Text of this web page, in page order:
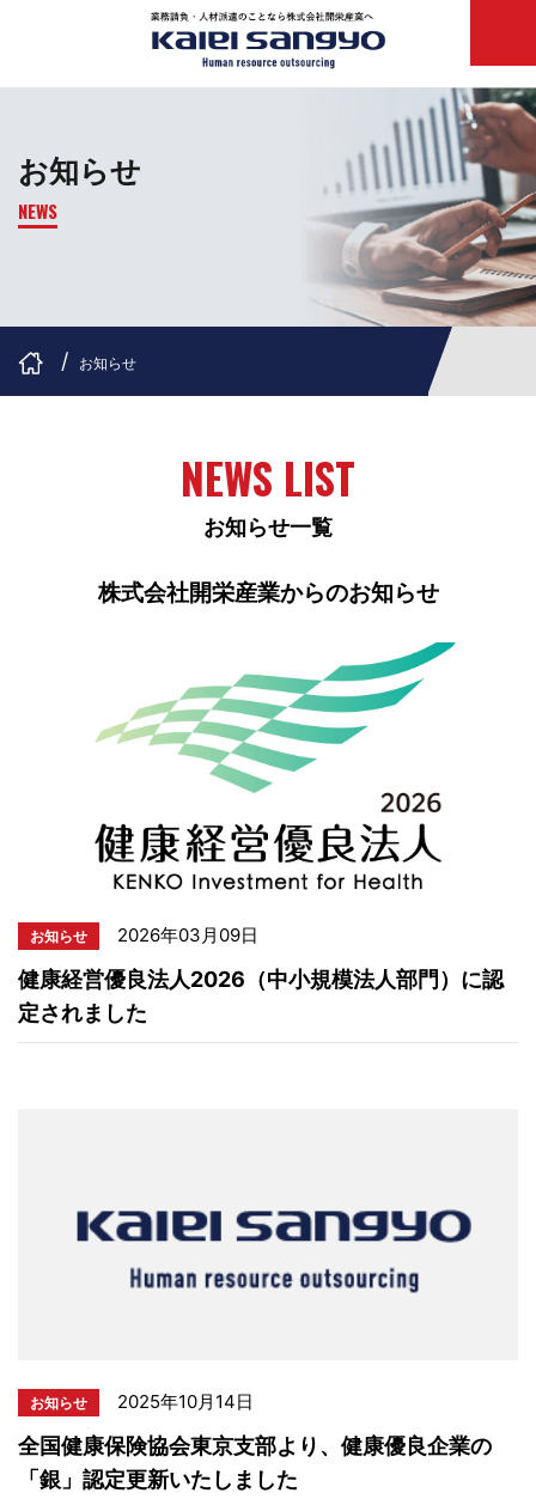
お知らせ
NEWS
お知らせ
NEWS LIST
お知らせ一覧
株式会社開栄産業からのお知らせ
お知らせ 2026年03月09日
健康経営優良法人2026（中小規模法人部門）に認
定されました
お知らせ 2025年10月14日
全国健康保険協会東京支部より、健康優良企業の
「銀」認定更新いたしました